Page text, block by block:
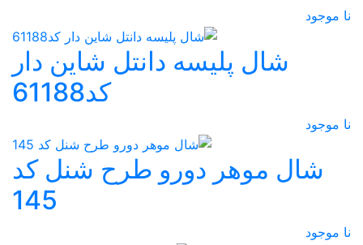
نا موجود
شال پلیسه دانتل شاین دار
کد61188
نا موجود
شال موهر دورو طرح شنل کد
145
نا موجود